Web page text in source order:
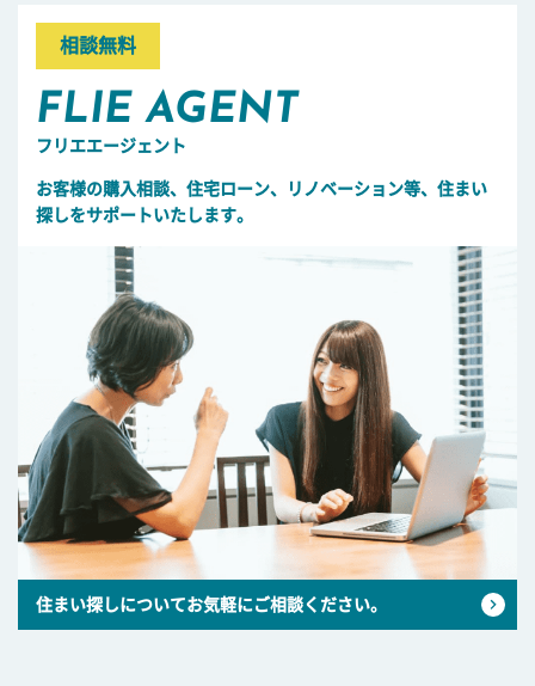
相談無料
FLIE AGENT
フリエエージェント
お客様の購入相談、住宅ローン、リノベーション等、住まい
探しをサポートいたします。
住まい探しについてお気軽にご相談ください。